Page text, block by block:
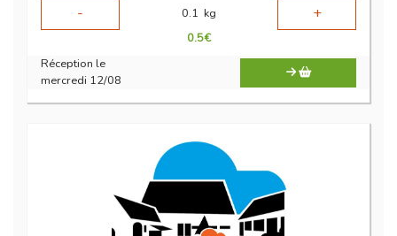
-
0.1 kg +
0.5€
Réception le
mercredi 12/08